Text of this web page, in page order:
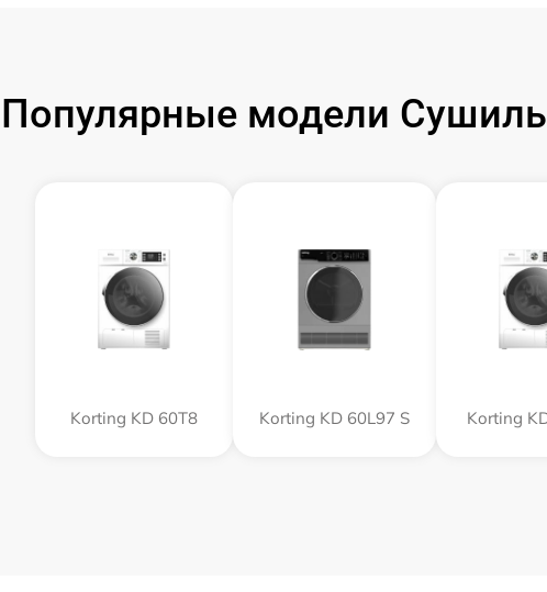
Популярные модели
Korting KD 60T8 Korting KD 60L97 S Korting